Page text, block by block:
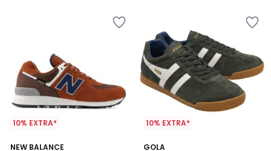
10% EXTRA*
NEW BALANCE
4,3
10% EXTRA*
GOLA
4,6